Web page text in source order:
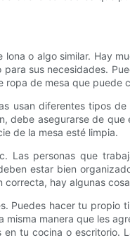
o algo similar. Hay
sus necesidades.
de mesa que puede
usan diferentes tipos
debe asegurarse de
de la mesa esté limpia.
Las personas que
estar bien
hay algunas
Puedes hacer tu
manera que les
tu cocina o escritorio.